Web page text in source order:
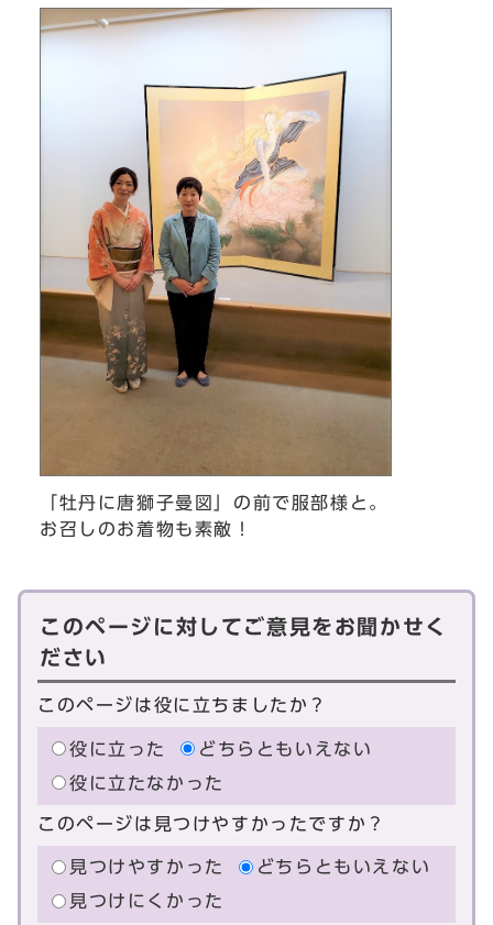
「牡丹に唐獅子曼図」の前で服部様と。
お召しのお着物も素敵！
このページに対してご意見をお聞かせく
ださい
このページは役に立ちましたか？
役に立った
どちらともいえない
役に立たなかった
このページは見つけやすかったですか？
見つけやすかった
どちらともいえない
見つけにくかった